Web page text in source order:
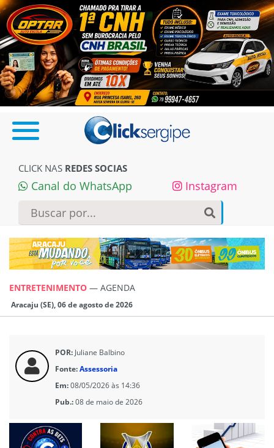
CLICK NAS REDES SOCIAS
Canal do WhatsApp Instagram
ENTRETENIMENTO — AGENDA
Aracaju (SE), 06 de agosto de 2026
POR: Juliane Balbino
Fonte:Assessoria
Em:08/05/2026 às 14:36
Pub.:08 de maio de 2026